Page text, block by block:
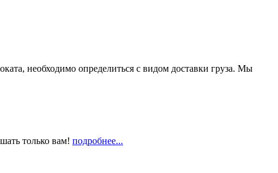
необходимо определиться с видом доставки груза. Мы
только вам! подробнее...